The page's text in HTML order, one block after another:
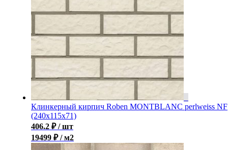
Клинкерный кирпич Roben MONTBLANC perlweiss NF
(240x115x71)
406.2 ₽ / шт
19499 ₽ / м2